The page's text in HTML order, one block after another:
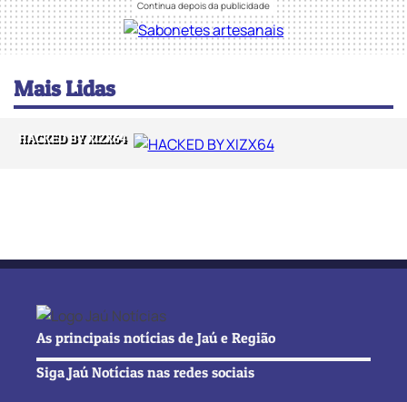
Mais Lidas
HACKED BY XIZX64
As principais notícias de Jaú e Região
Siga Jaú Notícias nas redes sociais